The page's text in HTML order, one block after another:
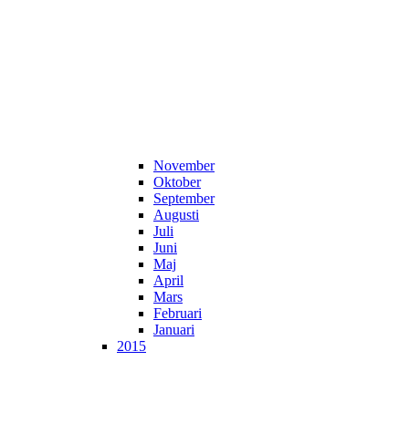
November
Oktober
September
Augusti
Juli
Juni
Maj
April
Mars
Februari
Januari
2015